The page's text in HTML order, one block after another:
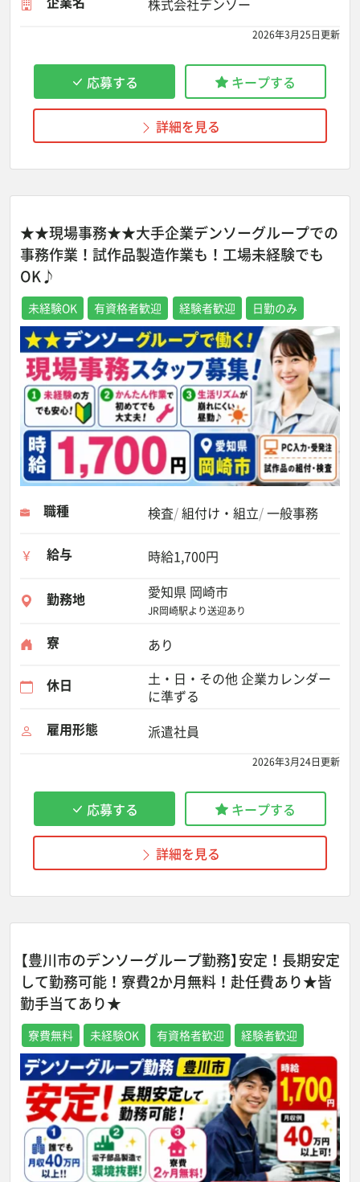
株式会社デンソー
2026年3月25日更新
応募する キープする
詳細を見る
★★現場事務★★大手企業デンソーグループでの
事務作業！試作品製造作業も！工場未経験でも
OK♪
未経験OK 有資格者歓迎 経験者歓迎 日勤のみ
職種 検査 組付け・組立 一般事務
給与 時給1,700円
勤務地 愛知県 岡崎市
JR岡崎駅より送迎あり
寮 あり
休日
土・日・その他 企業カレンダー
に準ずる
雇用形態
派遣社員
2026年3月24日更新
応募する キープする
詳細を見る
【豊川市のデンソーグループ勤務】安定！長期安定
して勤務可能！寮費2か月無料！赴任費あり★皆
勤手当てあり★
寮費無料 未経験OK 有資格者歓迎 経験者歓迎